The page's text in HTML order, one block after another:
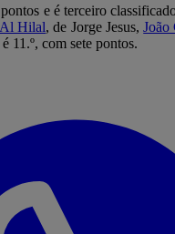
e é terceiro
Al Hilal, de Jorge Jesus,João
11.º, com sete pontos.